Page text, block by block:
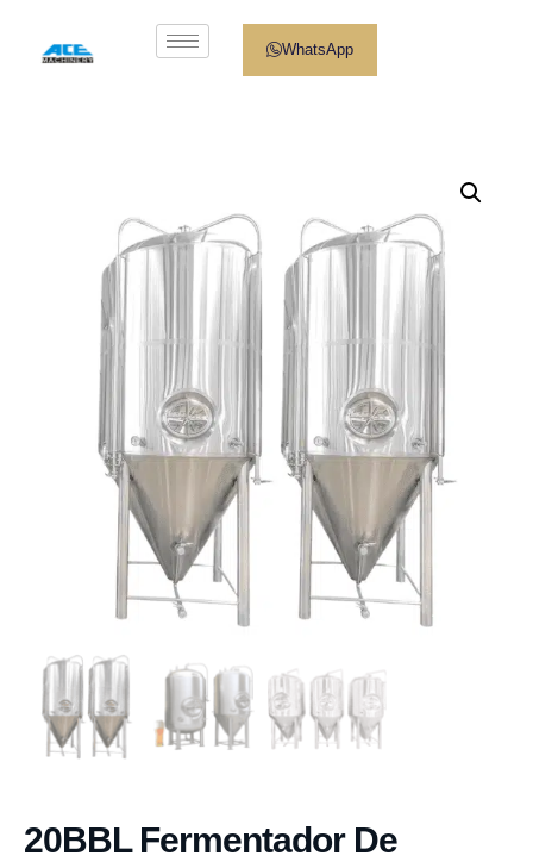
WhatsApp
20BBL Fermentador De